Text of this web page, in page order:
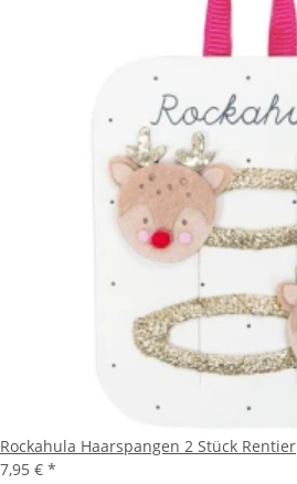
Rockahula Haarspangen 2 Stück Rentier
7,95 € *